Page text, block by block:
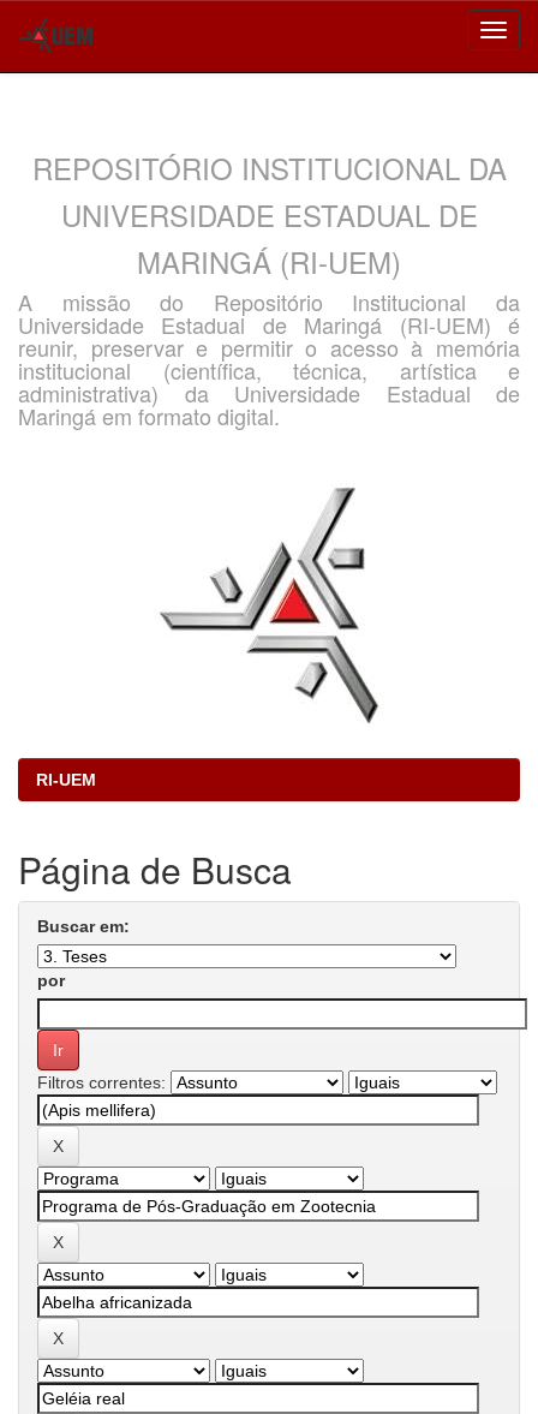
REPOSITÓRIO INSTITUCIONAL DA
UNIVERSIDADE ESTADUAL DE
MARINGÁ (RI-UEM)
A missão do Repositório Institucional da
Universidade Estadual de Maringá (RI-UEM) é
reunir, preservar e permitir o acesso à memória
institucional (científica, técnica, artística e
administrativa) da Universidade Estadual de
Maringá em formato digital.
RI-UEM
Página de Busca
Buscar em:
por
Filtros correntes: